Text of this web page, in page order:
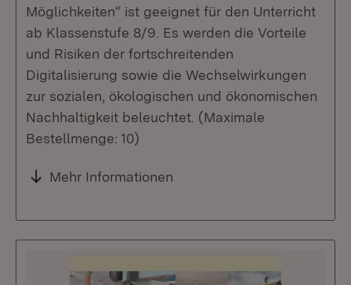
Möglichkeiten“ ist geeignet für den Unterricht
ab Klassenstufe 8/9. Es werden die Vorteile
und Risiken der fortschreitenden
Digitalisierung sowie die Wechselwirkungen
zur sozialen, ökologischen und ökonomischen
Nachhaltigkeit beleuchtet. (Maximale
Bestellmenge: 10)
Mehr Informationen